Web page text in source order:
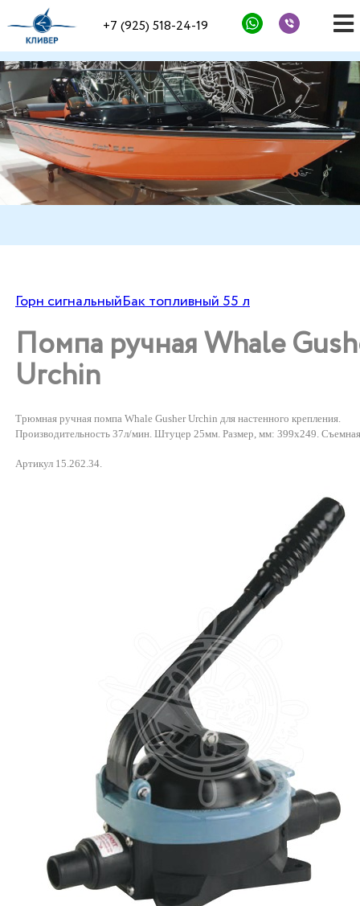
+7 (925) 518-24-19
Горн сигнальныйБак топливный 55 л
Помпа ручная Whale
Urchin
Трюмная ручная помпа Whale Gusher Urchin для настенного крепления.
Производительность 37л/мин. Штуцер 25мм. Размер, мм: 399х249.
Артикул 15.262.34.